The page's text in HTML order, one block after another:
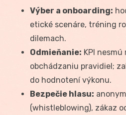
Výber a onboarding:
etické scenáre, tréning
dilemach.
Odmieňanie: KPI
obchádzaniu pravidiel;
do hodnotení výkonu.
Bezpečie hlasu:
(whistleblowing), zákaz